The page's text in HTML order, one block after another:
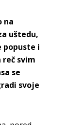
na
uštedu,
popuste i
svim
se
svoje